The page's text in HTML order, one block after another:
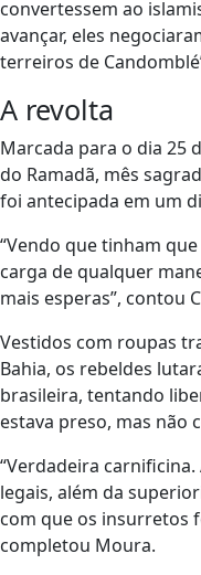
convertessem ao
avançar, eles
terreiros de
A revolta
Marcada para o dia 25
do Ramadã, mês
foi antecipada em um
“Vendo que tinham
carga de qualquer
mais esperas”, contou
Vestidos com roupas
Bahia, os rebeldes
brasileira, tentando
estava preso, mas não
“Verdadeira
legais, além da
com que os insurretos
completou Moura.